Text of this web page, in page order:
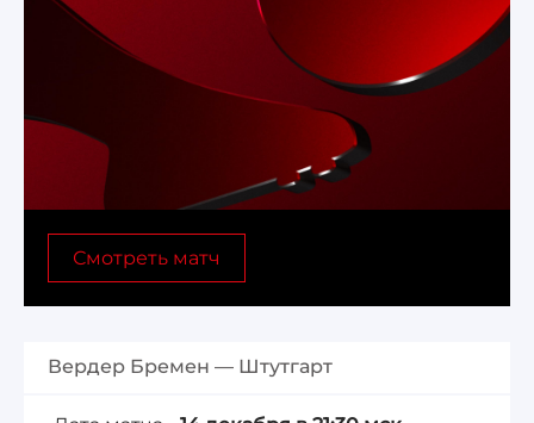
Лига чемпионов УЕФА
Лига Европы УЕФА
Лига конференций УЕФА
Лига 1, Чемпионат Франции
Бундеслига, Чемпионат Германии
Чемпионат Саудовской Аравии 25/26
Смотреть матч
Вердер Бремен — Штутгарт